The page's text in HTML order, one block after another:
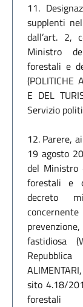
11.
supplenti
dall’art. 2,
Ministro
forestali e
(POLITICHE
E DEL
Servizio
12. Parere,
19 agosto
del Ministro
forestali e
decreto
fastidiosa
Repubblica
sito 4.18/
forestali